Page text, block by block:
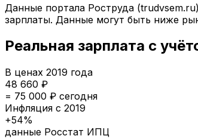
Данные портала Роструда
зарплаты. Данные могут быть ниже
Реальная зарплата с
В ценах 2019 года
48 660 ₽
= 75 000 ₽ сегодня
Инфляция с 2019
+54%
данные Росстат ИПЦ